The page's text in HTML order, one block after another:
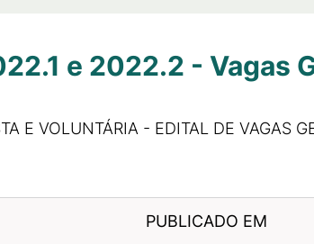
e 2022.2 - Vagas
E VOLUNTÁRIA - EDITAL DE VAGAS
PUBLICADO EM